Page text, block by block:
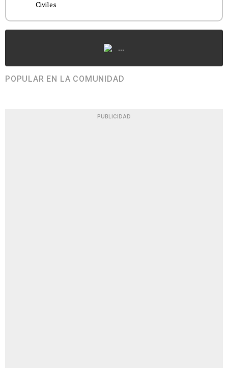
Civiles
...
POPULAR EN LA COMUNIDAD
PUBLICIDAD